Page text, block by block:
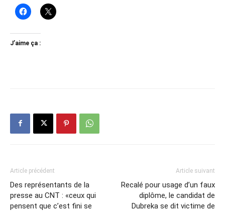
J’aime ça :
Article précédent
Des représentants de la
presse au CNT : «ceux qui
pensent que c’est fini se
Article suivant
Recalé pour usage d’un faux
diplôme, le candidat de
Dubreka se dit victime de